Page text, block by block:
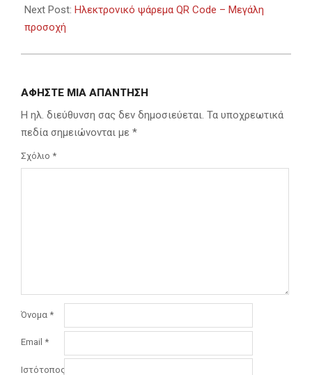
Next Post: Ηλεκτρονικό ψάρεμα QR Code – Μεγάλη
προσοχή
ΑΦΉΣΤΕ ΜΙΑ ΑΠΆΝΤΗΣΗ
Η ηλ. διεύθυνση σας δεν δημοσιεύεται. Τα υποχρεωτικά
πεδία σημειώνονται με *
Σχόλιο *
Όνομα *
Email *
Ιστότοπος